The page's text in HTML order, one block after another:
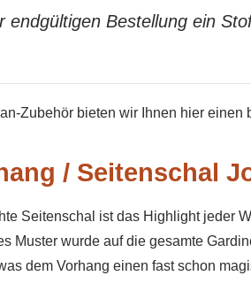
endgültigen Bestellung ein
Zubehör bieten wir Ihnen hier einen
/ Seitenschal
Seitenschal ist das Highlight jeder
Muster wurde auf die gesamte
dem Vorhang einen fast schon